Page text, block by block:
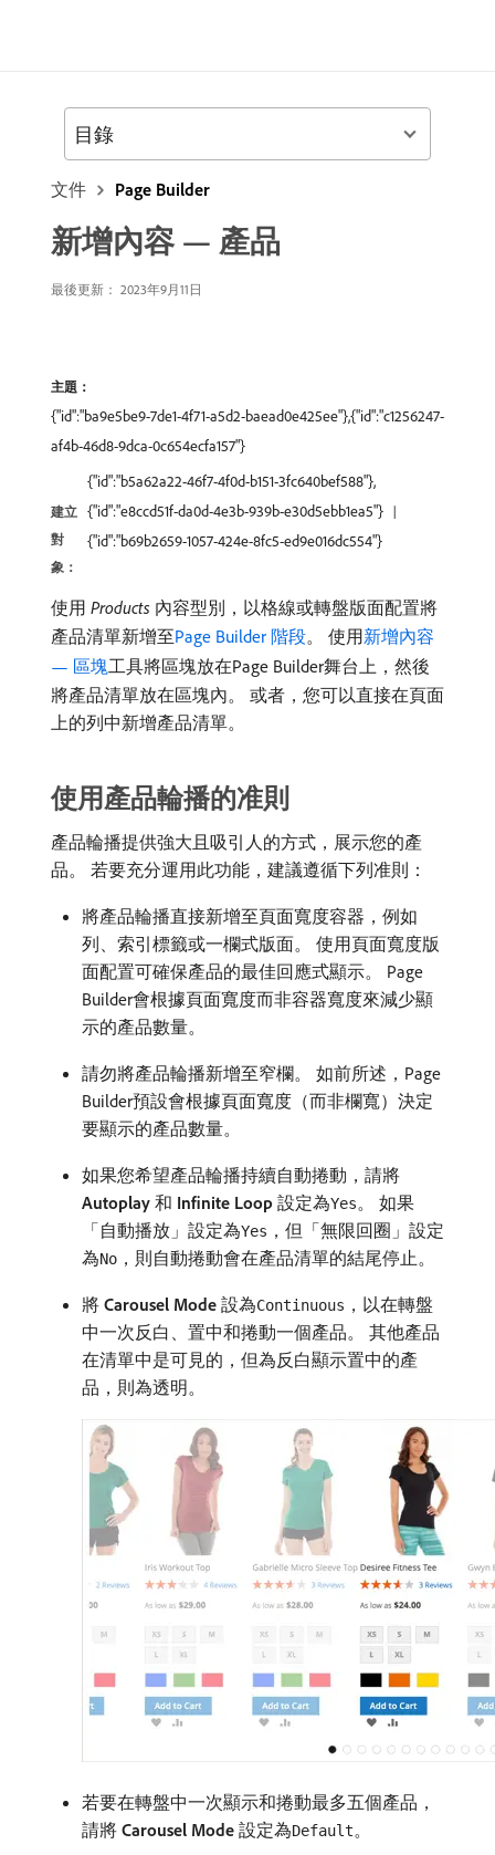
文件 Page Builder
新增內容 — 產品
最後更新： 2023年9月11日
主題：
{"id":"ba9e5be9-7de1-4f71-a5d2-baead0e425ee"},{"id":"c1256247-
af4b-46d8-9dca-0c654ecfa157"}
建立
對
象：
{"id":"b5a62a22-46f7-4f0d-b151-3fc640bef588"},
{"id":"e8ccd51f-da0d-4e3b-939b-e30d5ebb1ea5"}
{"id":"b69b2659-1057-424e-8fc5-ed9e016dc554"}
使用​ Products ​內容型別，以格線或轉盤版面配置將
產品清單新增至Page Builder 階段。 使用新增內容
— 區塊工具將區塊放在Page Builder舞台上，然後
將產品清單放在區塊內。 或者，您可以直接在頁面
上的列中新增產品清單。
使用產品輪播的准則
產品輪播提供強大且吸引人的方式，展示您的產
品。 若要充分運用此功能，建議遵循下列准則：
將產品輪播直接新增至頁面寬度容器，例如
列、索引標籤或一欄式版面。 使用頁面寬度版
面配置可確保產品的最佳回應式顯示。 Page
Builder會根據頁面寬度而非容器寬度來減少顯
示的產品數量。
請勿將產品輪播新增至窄欄。 如前所述，Page
Builder預設會根據頁面寬度（而非欄寬）決定
要顯示的產品數量。
如果您希望產品輪播持續自動捲動，請將​
Autoplay ​和​ Infinite Loop ​設定為Yes。 如果
「自動播放」設定為Yes ，但「無限回圈」設定
為No ，則自動捲動會在產品清單的結尾停止。
將​ Carousel Mode ​設為Continuous ，以在轉盤
中一次反白、置中和捲動一個產品。 其他產品
在清單中是可見的，但為反白顯示置中的產
品，則為透明。
若要在轉盤中一次顯示和捲動最多五個產品，
請將​ Carousel Mode ​設定為Default。
目錄